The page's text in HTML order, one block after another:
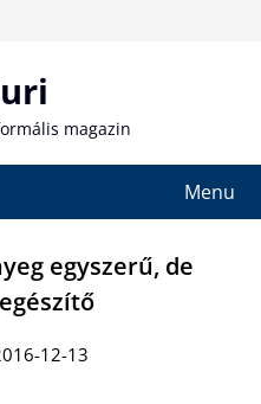
magazin
Menu
egyszerű, de
12-13